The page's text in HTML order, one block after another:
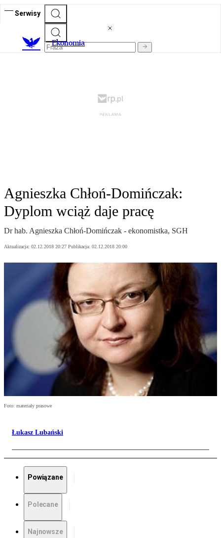
Serwisy
Ekonomia
Agnieszka Chłoń-Domińczak:
Dyplom wciąż daje pracę
Dr hab. Agnieszka Chłoń-Domińczak - ekonomistka, SGH
Aktualizacja: 02.12.2018 20:27 Publikacja: 02.12.2018 20:00
Foto: materiały prasowe
Łukasz Lubański
Powiązane
Polecane
Najnowsze